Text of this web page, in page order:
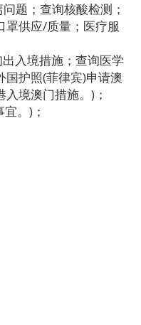
题；查询核酸检测；
罩供应/质量；医疗服
入境措施；查询医学
国护照(菲律宾)申请澳
境澳门措施。)；
。)；